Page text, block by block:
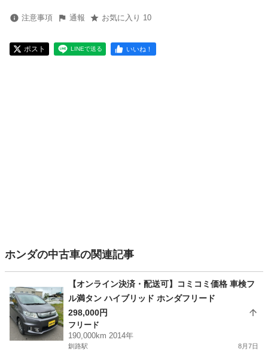
注意事項 通報 お気に入り 10
ポスト LINEで送る いいね！
ホンダの中古車の関連記事
【オンライン決済・配送可】コミコミ価格 車検フ
ル満タン ハイブリッド ホンダフリード
298,000円
フリード
190,000km 2014年
釧路駅 8月7日